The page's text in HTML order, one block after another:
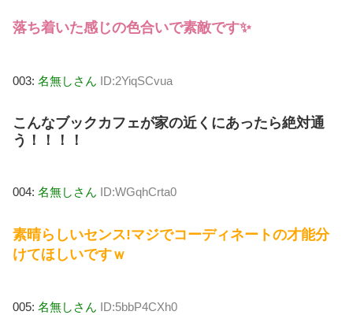
落ち着いた感じの色合いで素敵です✨
003: 名無しさん ID:2YiqSCvua
こんなブックカフェが家の近くにあったら絶対通
う！！！！
004: 名無しさん ID:WGqhCrta0
素晴らしいセンス!マジでコーディネートの才能分
けてほしいですｗ
005: 名無しさん ID:5bbP4CXh0